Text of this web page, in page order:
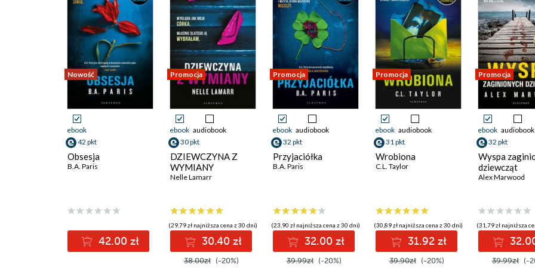
Nowość
ebook
42 pkt
Obsesja
B.A. Paris
42.00 zł
Promocja
ebook audiobook
30 pkt
DZIEWCZYNA Z
WYMIANY
Nelle Lamarr
(29,79 zł najniższa cena z 30 dni)
30.40 zł
38.00zł (-20%)
Promocja
ebook audiobook
32 pkt
Przyjaciółka
B.A. Paris
(23,90 zł najniższa cena z 30 dni)
32.00 zł
39.99zł (-20%)
Promocja
ebook audiobook
31 pkt
Wrobiona
C.L. Taylor
(30,89 zł najniższa cena z 30 dni)
31.92 zł
39.90zł (-20%)
Promocja
ebook audiobook
32 pkt
Wyspa
dziewcząt
Alex Marwood
(31,79 zł najniższa
39.99zł (-